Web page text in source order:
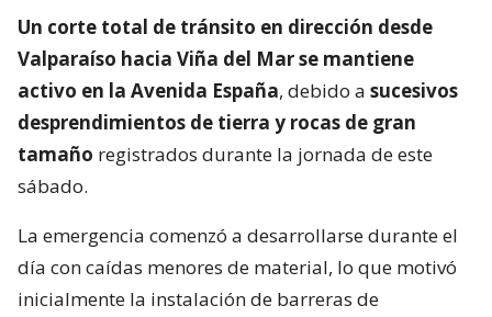
Un corte total de tránsito en dirección desde
Valparaíso hacia Viña del Mar se mantiene
activo en la Avenida España, debido a sucesivos
desprendimientos de tierra y rocas de gran
tamaño registrados durante la jornada de este
sábado.
La emergencia comenzó a desarrollarse durante el
día con caídas menores de material, lo que motivó
inicialmente la instalación de barreras de